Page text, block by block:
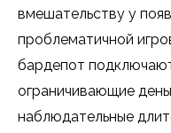
вмешательству у
проблематичной
бардепот
ограничивающие
наблюдательные